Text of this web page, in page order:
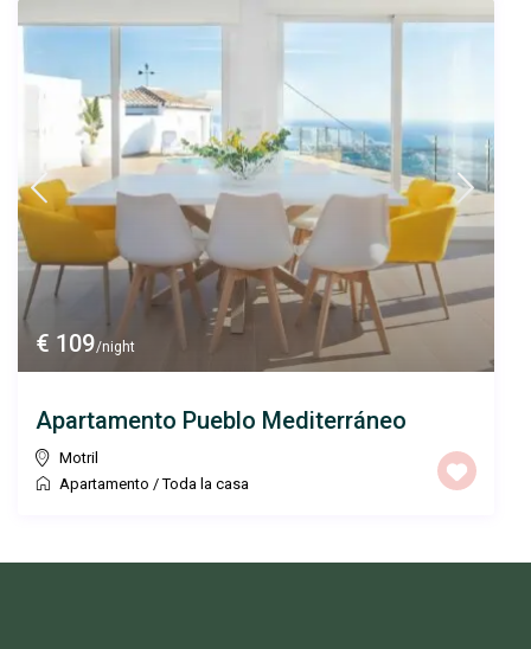
€ 109/night
Apartamento Pueblo Mediterráneo
Motril
Apartamento /Toda la casa